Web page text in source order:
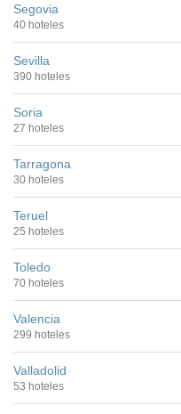
Segovia
40 hoteles
Sevilla
390 hoteles
Soria
27 hoteles
Tarragona
30 hoteles
Teruel
25 hoteles
Toledo
70 hoteles
Valencia
299 hoteles
Valladolid
53 hoteles